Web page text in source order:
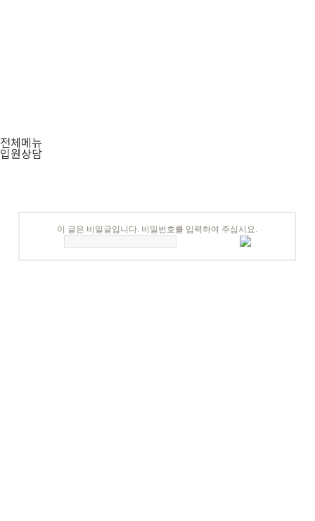
전체메뉴
입원상담
이 글은 비밀글입니다. 비밀번호를 입력하여 주십시요.